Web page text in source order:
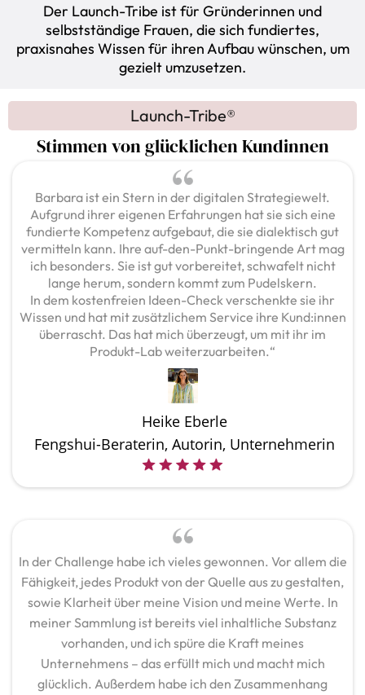
Der Launch-Tribe ist für Gründerinnen und
selbstständige Frauen, die sich fundiertes,
praxisnahes Wissen für ihren Aufbau wünschen, um
gezielt umzusetzen.
Launch-Tribe®
Stimmen von glücklichen Kundinnen
Barbara ist ein Stern in der digitalen Strategiewelt.
Aufgrund ihrer eigenen Erfahrungen hat sie sich eine
fundierte Kompetenz aufgebaut, die sie dialektisch gut
vermitteln kann. Ihre auf-den-Punkt-bringende Art mag
ich besonders. Sie ist gut vorbereitet, schwafelt nicht
lange herum, sondern kommt zum Pudelskern.
In dem kostenfreien Ideen-Check verschenkte sie ihr
Wissen und hat mit zusätzlichem Service ihre Kund:innen
überrascht. Das hat mich überzeugt, um mit ihr im
Produkt-Lab weiterzuarbeiten.“
Heike Eberle
Fengshui-Beraterin, Autorin, Unternehmerin
In der Challenge habe ich vieles gewonnen. Vor allem die
Fähigkeit, jedes Produkt von der Quelle aus zu gestalten,
sowie Klarheit über meine Vision und meine Werte. In
meiner Sammlung ist bereits viel inhaltliche Substanz
vorhanden, und ich spüre die Kraft meines
Unternehmens – das erfüllt mich und macht mich
glücklich. Außerdem habe ich den Zusammenhang